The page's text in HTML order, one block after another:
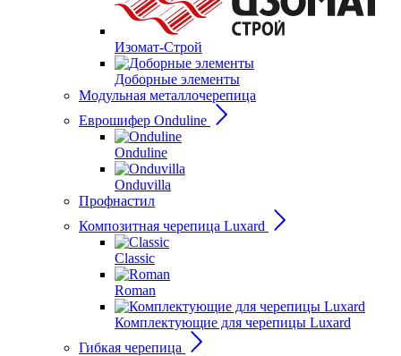
Изомат-Строй
Доборные элементы
Модульная металлочерепица
Еврошифер Onduline
Onduline
Onduvilla
Профнастил
Композитная черепица Luxard
Сlassic
Roman
Комплектующие для черепицы Luxard
Гибкая черепица